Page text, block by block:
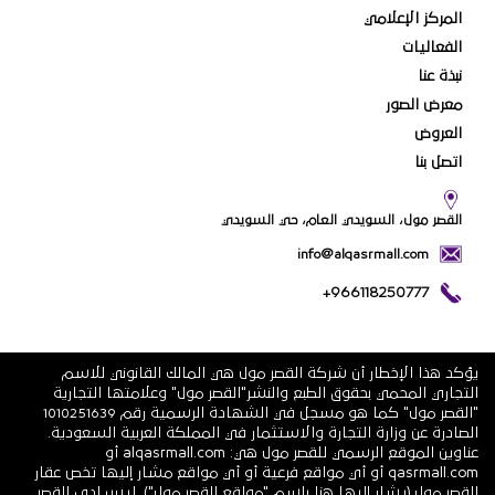
المركز الإعلامي
الفعاليات
نبذة عنا
معرض الصور
العروض
اتصل بنا
القصر مول، السويدي العام، حي السويدي
info@alqasrmall.com
+966118250777
يؤكد هذا الإخطار أن شركة القصر مول هي المالك القانوني للاسم
التجاري المحمي بحقوق الطبع والنشر"القصر مول" وعلامتها التجارية
"القصر مول" كما هو مسجل في الشهادة الرسمية رقم 1010251639
الصادرة عن وزارة التجارة والاستثمار في المملكة العربية السعودية.
عناوين الموقع الرسمي للقصر مول هي: alqasrmall.com أو
qasrmall.com أو أي مواقع فرعية أو أي مواقع مشار إليها تخص عقار